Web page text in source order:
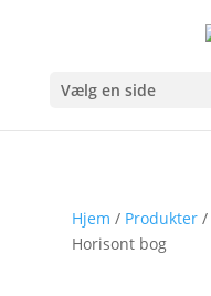
Vælg en side
Hjem / Produkter/
Horisont bog